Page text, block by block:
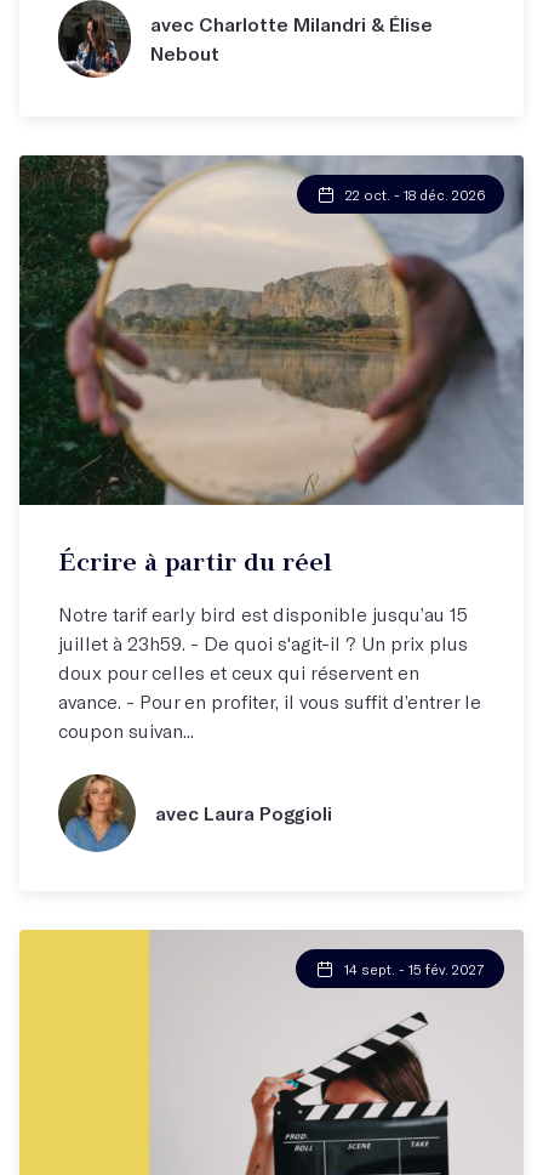
avec Charlotte Milandri & Élise
Nebout
22 oct. - 18 déc. 2026
Écrire à partir du réel
Notre tarif early bird est disponible jusqu’au 15
juillet à 23h59. - De quoi s'agit-il ? Un prix plus
doux pour celles et ceux qui réservent en
avance. - Pour en profiter, il vous suffit d’entrer le
coupon suivan...
avec Laura Poggioli
14 sept. - 15 fév. 2027